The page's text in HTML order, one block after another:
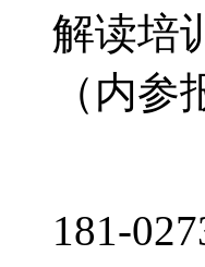
解读培
（内参
181-